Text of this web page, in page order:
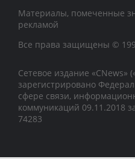
Материалы, помеченные
рекламой
Все права защищены ©
Сетевое издание «CNews»
зарегистрировано
сфере связи,
коммуникаций 09.11.2018
74283